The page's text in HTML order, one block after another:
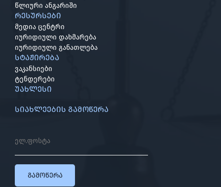
წლიური ანგარიში
რესურსები
მედია ცენტრი
იურიდიული დახმარება
იურიდიული განათლება
სტაჟირება
ვაკანსიები
ტენდერები
უახლესი
სიახლეების გამოწერა
გამოწერა